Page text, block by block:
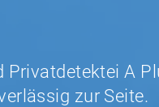
Privatdetektei A
zur Seite.